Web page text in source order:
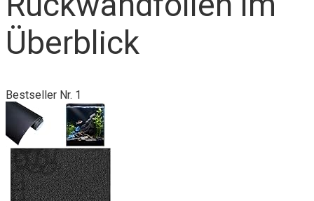
Überblick
Bestseller Nr. 1